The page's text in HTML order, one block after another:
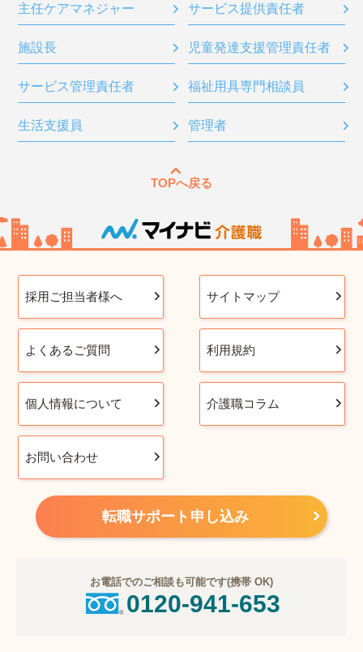
主任ケアマネジャー サービス提供責任者
施設長 児童発達支援管理責任者
サービス管理責任者 福祉用具専門相談員
生活支援員 管理者
TOPへ戻る
採用ご担当者様へ サイトマップ
よくあるご質問 利用規約
個人情報について 介護職コラム
お問い合わせ
転職サポート申し込み
お電話でのご相談も可能です(携帯 OK)
0120-941-653